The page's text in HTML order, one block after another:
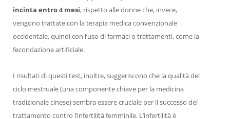
incinta entro 4 mesi, rispetto alle donne che, invece,
vengono trattate con la terapia medica convenzionale
occidentale, quindi con l’uso di farmaci o trattamenti, come la
fecondazione artificiale.
I risultati di questi test, inoltre, suggeriscono che la qualità del
ciclo mestruale (una componente chiave per la medicina
tradizionale cinese) sembra essere cruciale per il successo del
trattamento contro l’infertilità femminile. L’infertilità è